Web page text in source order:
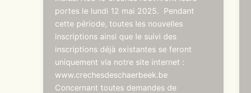
portes le lundi 12 mai 2025. Pendant
cette période, toutes les nouvelles
inscriptions ainsi que le suivi des
inscriptions déjà existantes se feront
uniquement via notre site internet :
www.crechesdeschaerbeek.be
Concernant toutes demandes de